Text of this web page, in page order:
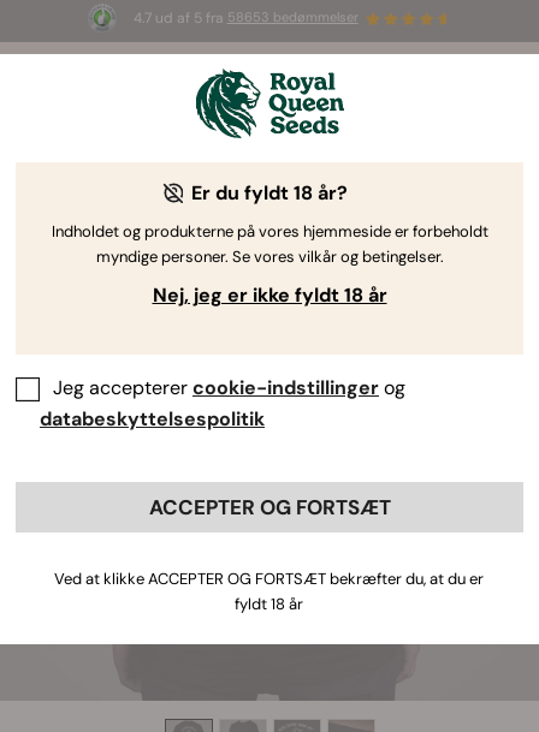
4.7 ud af 5 fra 58653 bedømmelser
ummer Sales
: Op til 50 % rabat
på udvalgte produkter! ⏤
Er du fyldt 18 år?
Indholdet og produkterne på vores hjemmeside er forbeholdt
myndige personer. Se vores vilkår og betingelser.
Nej, jeg er ikke fyldt 18 år
Jeg accepterercookie-indstillingerog
databeskyttelsespolitik
ACCEPTER OG FORTSÆT
Ved at klikke ACCEPTER OG FORTSÆT bekræfter du, at du er
fyldt 18 år